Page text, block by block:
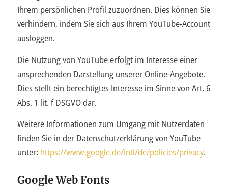
Ihrem persönlichen Profil zuzuordnen. Dies können Sie
verhindern, indem Sie sich aus Ihrem YouTube-Account
ausloggen.
Die Nutzung von YouTube erfolgt im Interesse einer
ansprechenden Darstellung unserer Online-Angebote.
Dies stellt ein berechtigtes Interesse im Sinne von Art. 6
Abs. 1 lit. f DSGVO dar.
Weitere Informationen zum Umgang mit Nutzerdaten
finden Sie in der Datenschutzerklärung von YouTube
unter: https://www.google.de/intl/de/policies/privacy.
Google Web Fonts